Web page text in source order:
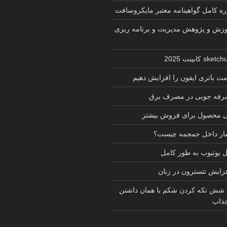
و پژوهش مدیریت و برنامه ریزی
باتری ایفون را افزایش دهیم
صرفه جویی در مصرف برق
محصول برای فروش بیشتر
داخل جمجمه چیست؟
به طور کامل
تتسترون در زنان
شش تکه کردن شکم یا همان داشتن